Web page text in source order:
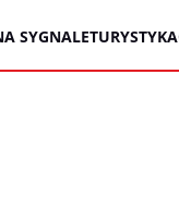
SYGNALETURYSTYKA